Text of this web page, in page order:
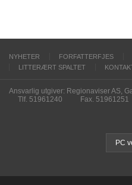
NYHETER FORFATTERFJES
LITTERÆRT SPALTET
Ansvarlig utgiver: Regionaviser AS,
Tlf. 51961240
Fax. 51961251
PC